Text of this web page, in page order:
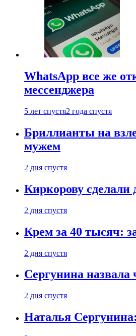
WhatsApp все же
мессенджера
5 лет спустя2 года спустя
Бриллианты на
мужем
2 дня спустя
Киркорову сделали
2 дня спустя
Крем за 40 тысяч:
2 дня спустя
Сергунина назвала
2 дня спустя
Наталья